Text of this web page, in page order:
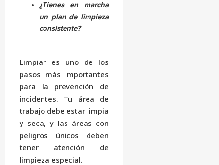
¿Tienes en marcha
un plan de limpieza
consistente?
Limpiar es uno de los
pasos más importantes
para la prevención de
incidentes. Tu área de
trabajo debe estar limpia
y seca, y las áreas con
peligros únicos deben
tener atención de
limpieza especial.